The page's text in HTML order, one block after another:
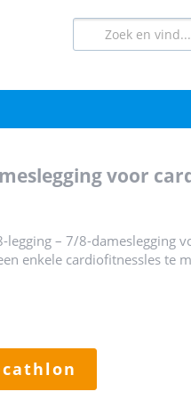
voor
legging – 7/8-dameslegging
enkele cardiofitnessles te